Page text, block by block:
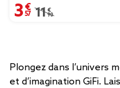
3,57 €
Prix remisé de
11,90 €
Plongez dans l’univers
et d’imagination GiFi.